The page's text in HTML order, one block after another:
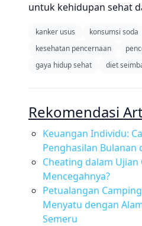
untuk kehidupan sehat
kanker usus konsumsi soda
kesehatan pencernaan
gaya hidup sehat
diet
Rekomendasi
Keuangan Individu:
Penghasilan Bulanan
Cheating dalam
Mencegahnya?
Petualangan
Menyatu dengan
Semeru